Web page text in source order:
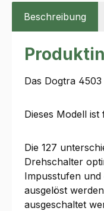
Beschreibung
Das Dogtra
Dieses Modell
Die 127
Drehschalter
Impusstufen
ausgelöst
ausgeschaltet